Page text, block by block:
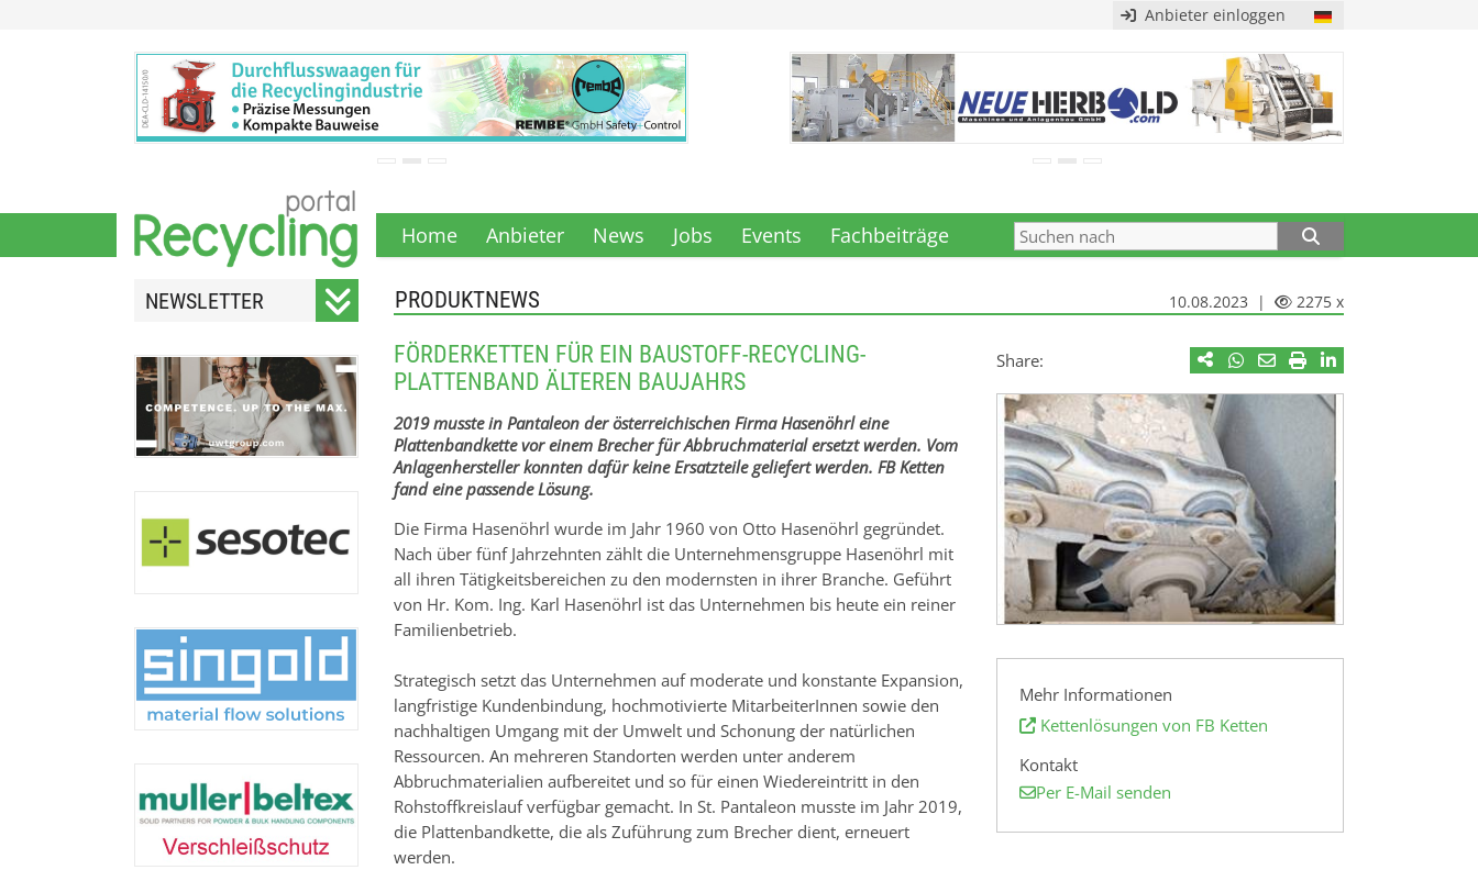
Anbieter einloggen
Home Anbieter News Jobs Events Fachbeiträge
NEWSLETTER
unseren monatlichen
Newsletter.
Dritte weitergegeben.
Zu unserenDatenschutz-
Bestimmungen.
PRODUKTNEWS 10.08.2023 | 2275 x
Share:
Mehr Informationen
Kettenlösungen von FB Ketten
Kontakt
Per E-Mail senden
FÖRDERKETTEN FÜR EIN BAUSTOFF-RECYCLING-
PLATTENBAND ÄLTEREN BAUJAHRS
2019 musste in Pantaleon der österreichischen Firma Hasenöhrl eine
Plattenbandkette vor einem Brecher für Abbruchmaterial ersetzt werden. Vom
Anlagenhersteller konnten dafür keine Ersatzteile geliefert werden. FB Ketten
fand eine passende Lösung.
Die Firma Hasenöhrl wurde im Jahr 1960 von Otto Hasenöhrl gegründet.
Nach über fünf Jahrzehnten zählt die Unternehmensgruppe Hasenöhrl mit
all ihren Tätigkeitsbereichen zu den modernsten in ihrer Branche. Geführt
von Hr. Kom. Ing. Karl Hasenöhrl ist das Unternehmen bis heute ein reiner
Familienbetrieb.
Strategisch setzt das Unternehmen auf moderate und konstante Expansion,
langfristige Kundenbindung, hochmotivierte MitarbeiterInnen sowie den
nachhaltigen Umgang mit der Umwelt und Schonung der natürlichen
Ressourcen. An mehreren Standorten werden unter anderem
Abbruchmaterialien aufbereitet und so für einen Wiedereintritt in den
Rohstoffkreislauf verfügbar gemacht. In St. Pantaleon musste im Jahr 2019,
die Plattenbandkette, die als Zuführung zum Brecher dient, erneuert
werden.